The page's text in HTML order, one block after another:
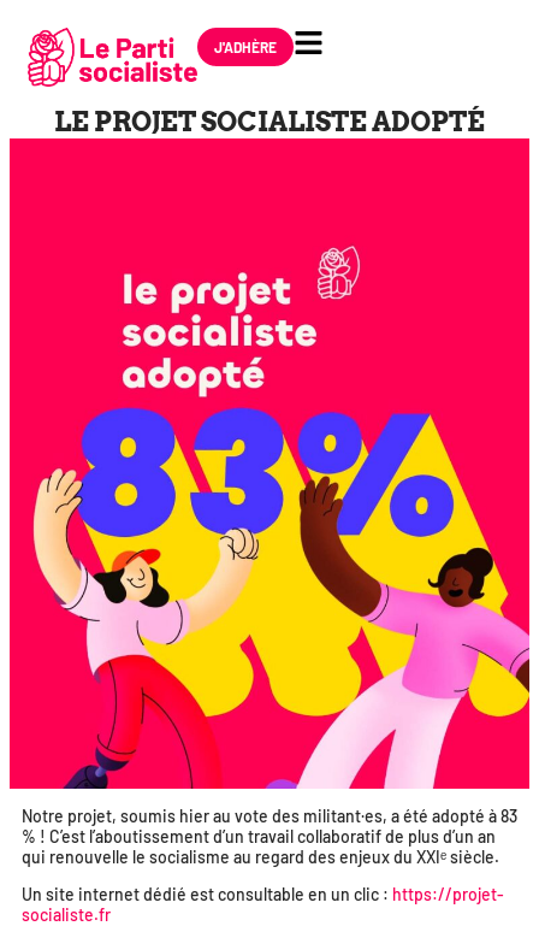
J'ADHÈRE
LE PROJET SOCIALISTE ADOPTÉ
Notre pro­jet, sou­mis hier au vote des militant·es, a été adop­té à 83
% ! C’est l’aboutissement d’un tra­vail col­la­bo­ra­tif de plus d’un an
qui renou­velle le socia­lisme au regard des enjeux du XXIᵉ siècle.
Un site inter­net dédié est consul­table en un clic : https://projet-
socialiste.fr